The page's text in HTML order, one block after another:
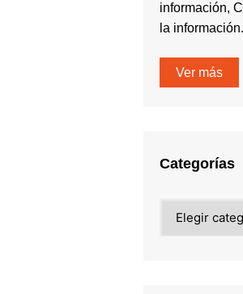
información,
la
Ver más
Categorías